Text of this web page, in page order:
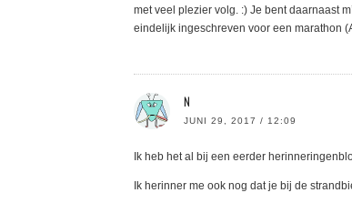
met veel plezier volg. :) Je bent daarnaast
eindelijk ingeschreven voor een marathon
N
JUNI 29, 2017 / 12:09
Ik heb het al bij een eerder
Ik herinner me ook nog dat je bij de